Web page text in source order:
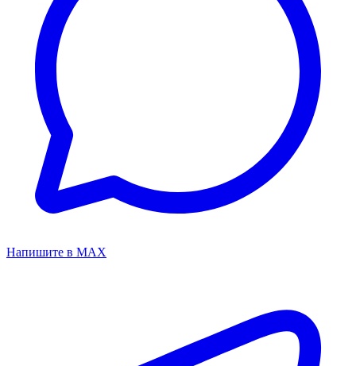
Напишите в MAX